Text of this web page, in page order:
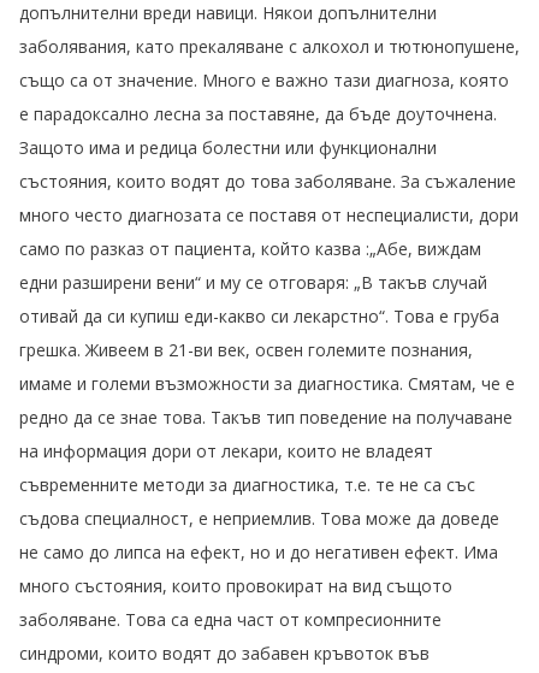
допълнителни вреди навици. Някои допълнителни
заболявания, като прекаляване с алкохол и тютюнопушене,
също са от значение. Много е важно тази диагноза, която
е парадоксално лесна за поставяне, да бъде доуточнена.
Защото има и редица болестни или функционални
състояния, които водят до това заболяване. За съжаление
много често диагнозата се поставя от неспециалисти, дори
само по разказ от пациента, който казва :„Абе, виждам
едни разширени вени“ и му се отговаря: „В такъв случай
отивай да си купиш еди-какво си лекарстно“. Това е груба
грешка. Живеем в 21-ви век, освен големите познания,
имаме и големи възможности за диагностика. Смятам, че е
редно да се знае това. Такъв тип поведение на получаване
на информация дори от лекари, които не владеят
съвременните методи за диагностика, т.е. те не са със
съдова специалност, е неприемлив. Това може да доведе
не само до липса на ефект, но и до негативен ефект. Има
много състояния, които провокират на вид същото
заболяване. Това са една част от компресионните
синдроми, които водят до забавен кръвоток във